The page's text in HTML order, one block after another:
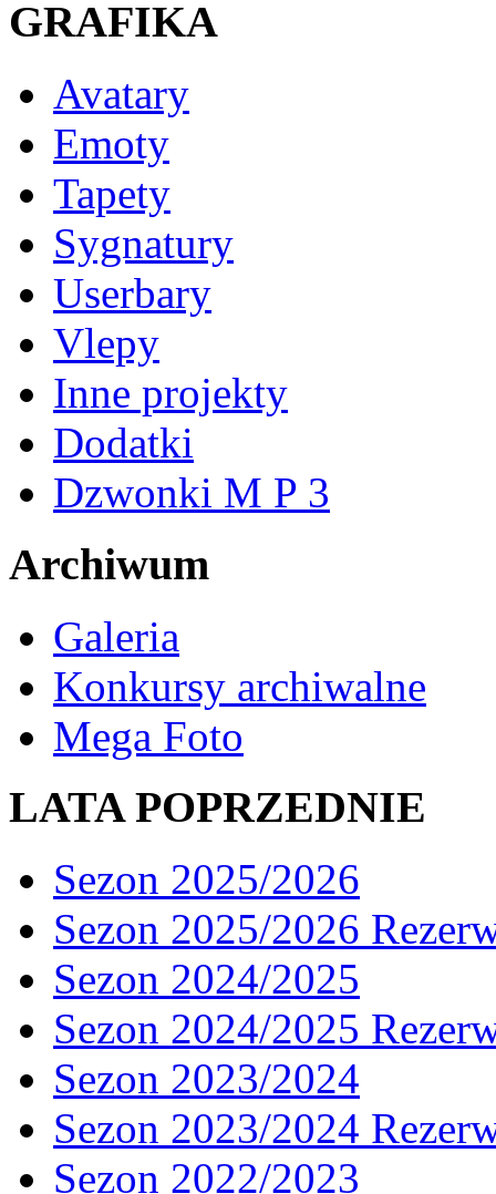
GRAFIKA
Avatary
Emoty
Tapety
Sygnatury
Userbary
Vlepy
Inne projekty
Dodatki
Dzwonki M P 3
Archiwum
Galeria
Konkursy archiwalne
Mega Foto
LATA POPRZEDNIE
Sezon 2025/2026
Sezon 2025/2026
Sezon 2024/2025
Sezon 2024/2025
Sezon 2023/2024
Sezon 2023/2024
Sezon 2022/2023